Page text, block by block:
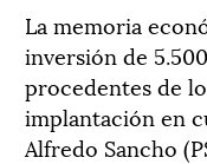
La memoria
inversión de
procedentes de
implantación en
Alfredo Sancho